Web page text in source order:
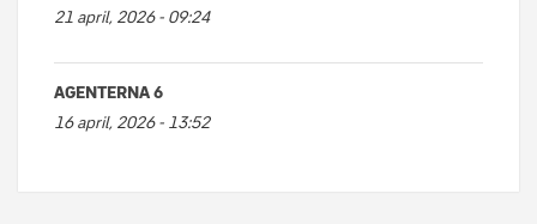
21 april, 2026 - 09:24
AGENTERNA 6
16 april, 2026 - 13:52